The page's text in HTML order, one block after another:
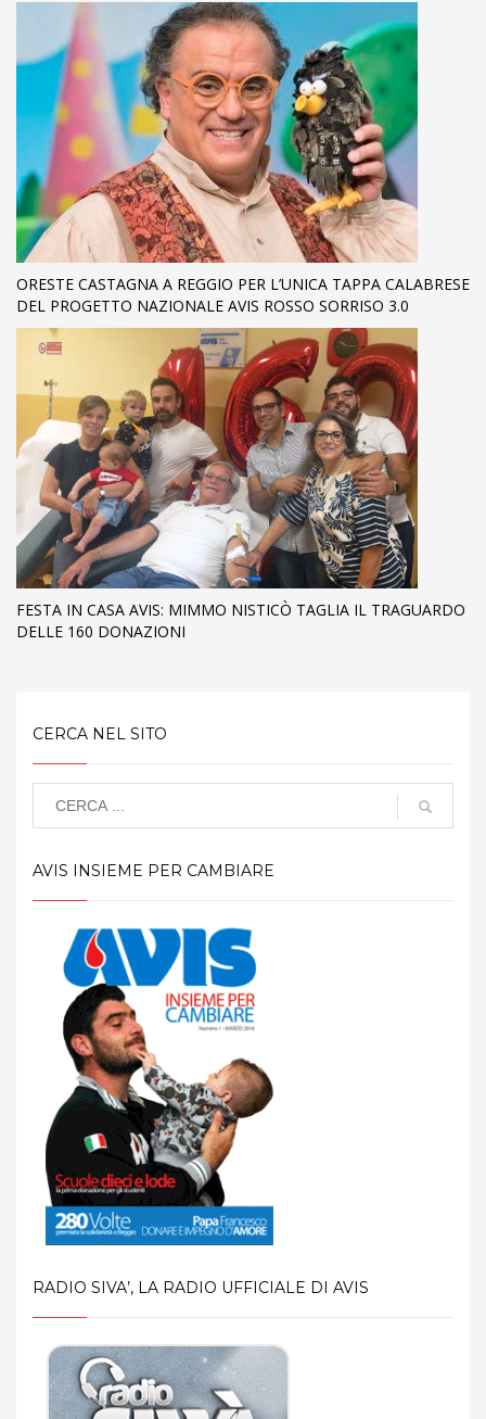
ORESTE CASTAGNA A REGGIO PER L’UNICA TAPPA CALABRESE
DEL PROGETTO NAZIONALE AVIS ROSSO SORRISO 3.0
FESTA IN CASA AVIS: MIMMO NISTICÒ TAGLIA IL TRAGUARDO
DELLE 160 DONAZIONI
CERCA NEL SITO
AVIS INSIEME PER CAMBIARE
RADIO SIVA’, LA RADIO UFFICIALE DI AVIS